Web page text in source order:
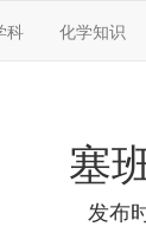
科 化学知识
塞
发布